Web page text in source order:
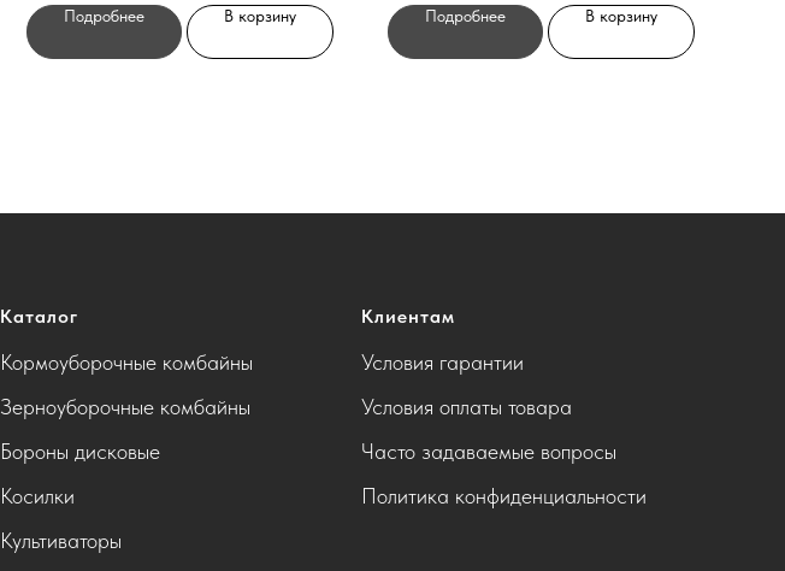
Подробнее В корзину Подробнее В корзину
Каталог
Кормоуборочные комбайны
Зерноуборочные комбайны
Бороны дисковые
Косилки
Культиваторы
Клиентам
Условия гарантии
Условия оплаты товара
Часто задаваемые вопросы
Политика конфиденциальности